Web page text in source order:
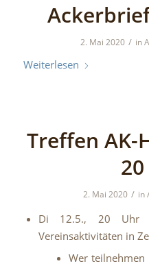
2. Mai 2020 / in
Weiterlesen
Treffen AK-
2. Mai 2020 / in
Di 12.5., 20
Vereinsaktivitäten in
Wer